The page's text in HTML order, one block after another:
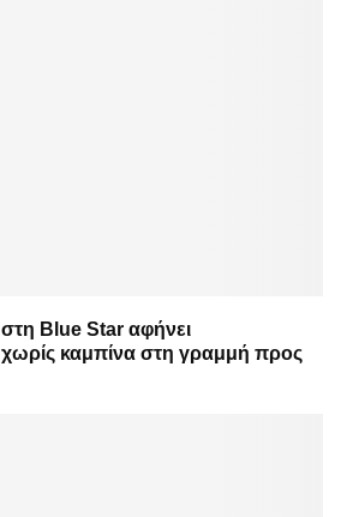
Blue Star αφήνει
χωρίς καμπίνα στη γραμμή προς